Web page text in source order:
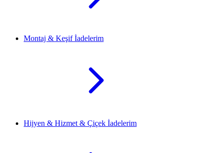
Montaj & Keşif İadelerim
Hijyen & Hizmet & Çiçek İadelerim